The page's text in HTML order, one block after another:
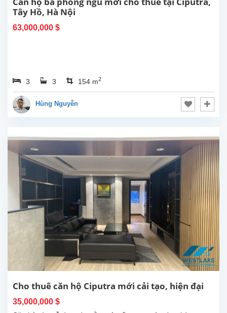
Tây Hồ, Hà Nội
63,000,000 $
3 3 154 m2
Hùng Nguyễn
Cho thuê căn hộ Ciputra mới cải tạo, hiện đại
35,000,000 $